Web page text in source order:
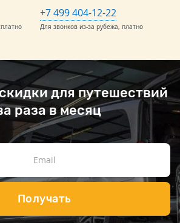
+7 499 404-12-22
Для звонков из-за рубежа, платно
для путешествий
раза в месяц
Получать